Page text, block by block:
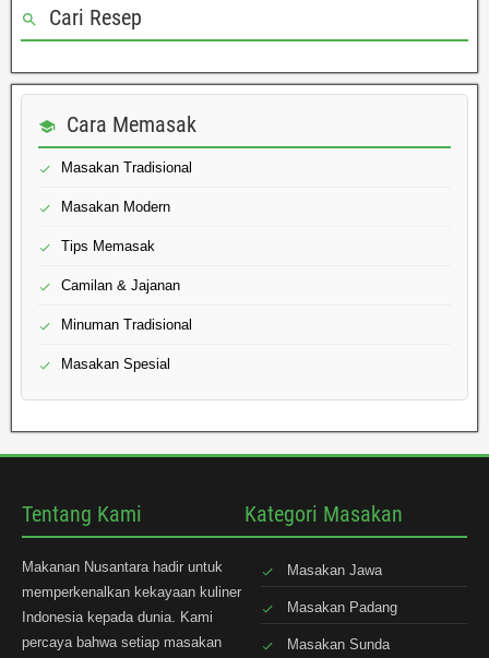
Cari Resep
Cara Memasak
Masakan Tradisional
Masakan Modern
Tips Memasak
Camilan & Jajanan
Minuman Tradisional
Masakan Spesial
Tentang Kami
Makanan Nusantara hadir untuk
memperkenalkan kekayaan kuliner
Indonesia kepada dunia. Kami
percaya bahwa setiap masakan
Kategori Masakan
Masakan Jawa
Masakan Padang
Masakan Sunda